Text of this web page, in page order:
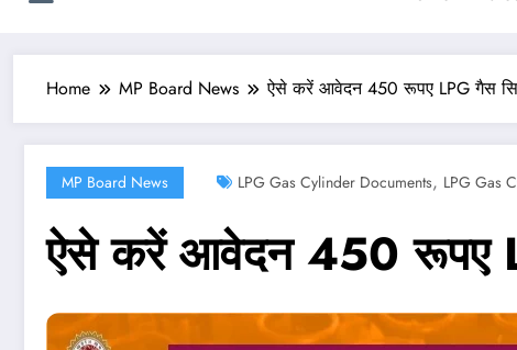
Home MP Board News ऐसे करें आवेदन 450 रूपए LPG गैस
MP Board News LPG Gas Cylinder Documents, LPG Gas
ऐसे करें आवेदन 450 रूपए